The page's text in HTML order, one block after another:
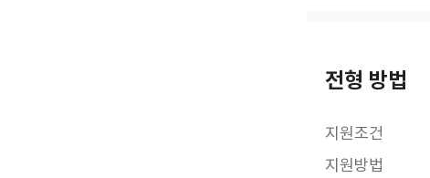
전형 방법
지원조건
지원방법